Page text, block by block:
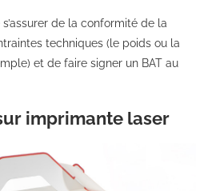
de la conformité de la
techniques (le poids ou la
et de faire signer un BAT au
imprimante laser